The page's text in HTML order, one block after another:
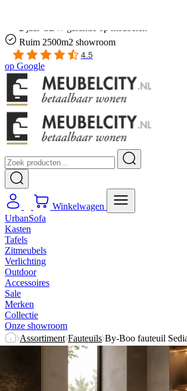
Ruim 2500m2 showroom
4.5
op Google
Winkelwagen
UrbanSofa
Kasten
Tafels
Zitmeubels
Verlichting
Outdoor
Accessoires
Sale
Merken
Collectie
Onze showroom
Assortiment Fauteuils By-Boo fauteuil